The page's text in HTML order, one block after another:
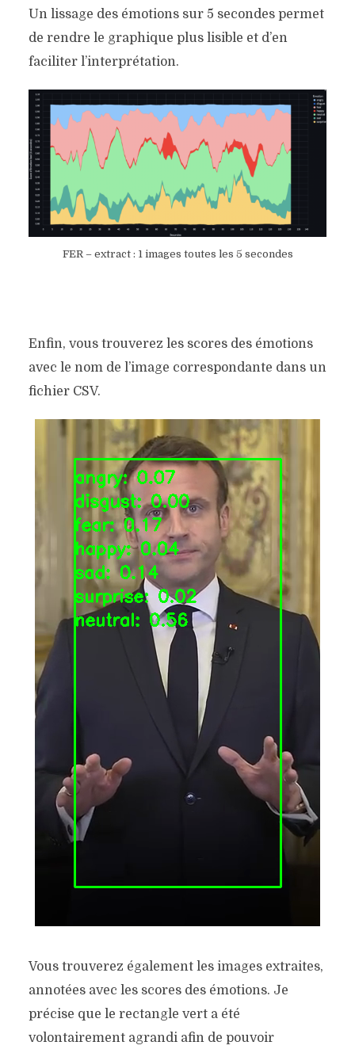
Un lissage des émotions sur 5 secondes permet
de rendre le graphique plus lisible et d’en
faciliter l’interprétation.
FER – extract : 1 images toutes les 5 secondes
Enfin, vous trouverez les scores des émotions
avec le nom de l’image correspondante dans un
fichier CSV.
Vous trouverez également les images extraites,
annotées avec les scores des émotions. Je
précise que le rectangle vert a été
volontairement agrandi afin de pouvoir